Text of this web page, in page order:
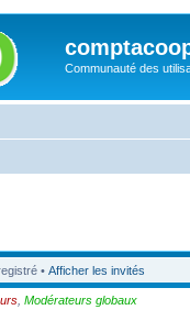
Communauté des
• Afficher les invités
Modérateurs globaux